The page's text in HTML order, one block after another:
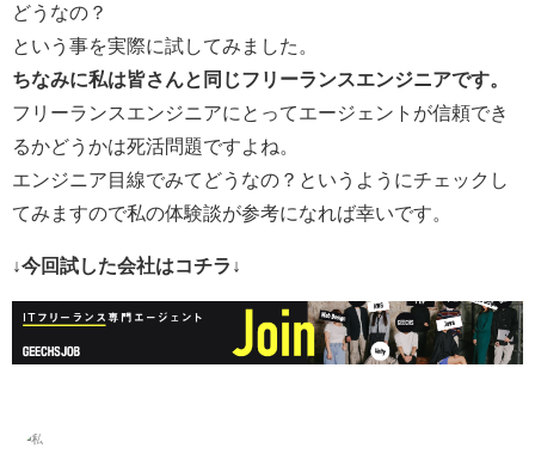
どうなの？
という事を実際に試してみました。
ちなみに私は皆さんと同じフリーランスエンジニアです。
フリーランスエンジニアにとってエージェントが信頼でき
るかどうかは死活問題ですよね。
エンジニア目線でみてどうなの？というようにチェックし
てみますので私の体験談が参考になれば幸いです。
↓今回試した会社はコチラ↓